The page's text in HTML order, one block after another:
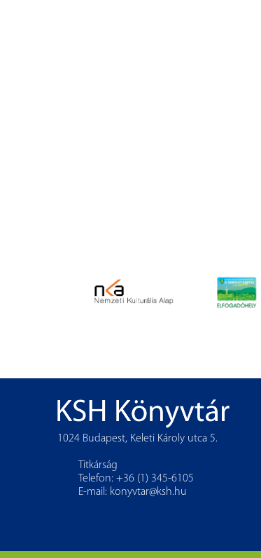
1024 Budapest, Keleti Károly utca 5.
Titkárság
Telefon: +36 (1) 345-6105
E-mail: konyvtar@ksh.hu